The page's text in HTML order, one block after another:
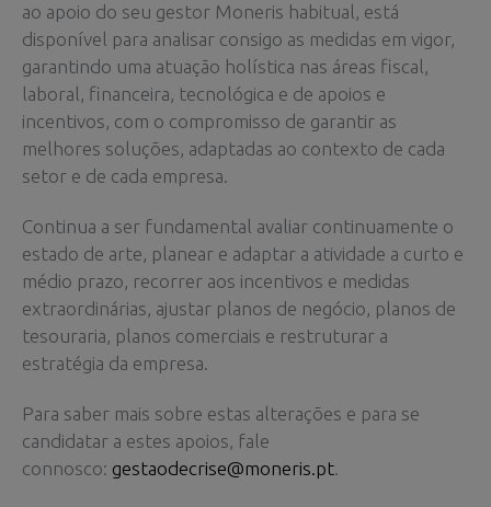
ao apoio do seu gestor Moneris habitual, está
disponível para analisar consigo as medidas em vigor,
garantindo uma atuação holística nas áreas fiscal,
laboral, financeira, tecnológica e de apoios e
incentivos, com o compromisso de garantir as
melhores soluções, adaptadas ao contexto de cada
setor e de cada empresa.
Continua a ser fundamental avaliar continuamente o
estado de arte, planear e adaptar a atividade a curto e
médio prazo, recorrer aos incentivos e medidas
extraordinárias, ajustar planos de negócio, planos de
tesouraria, planos comerciais e restruturar a
estratégia da empresa.
Para saber mais sobre estas alterações e para se
candidatar a estes apoios, fale
connosco: gestaodecrise@moneris.pt.